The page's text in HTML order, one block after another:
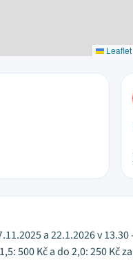
Leaflet
a 22.1.2026 v
500 Kč a do 2,0: 250 Kč